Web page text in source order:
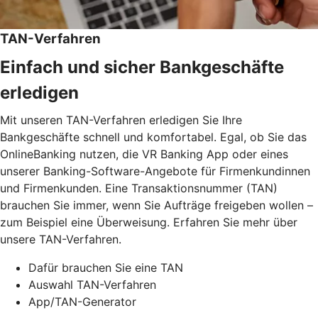
TAN-Verfahren
Einfach und sicher Bankgeschäfte
erledigen
Mit unseren TAN-Verfahren erledigen Sie Ihre
Bankgeschäfte schnell und komfortabel. Egal, ob Sie das
OnlineBanking nutzen, die VR Banking App oder eines
unserer Banking-Software-Angebote für Firmenkundinnen
und Firmenkunden. Eine Transaktionsnummer (TAN)
brauchen Sie immer, wenn Sie Aufträge freigeben wollen –
zum Beispiel eine Überweisung. Erfahren Sie mehr über
unsere TAN-Verfahren.
Dafür brauchen Sie eine TAN
Auswahl TAN-Verfahren
App/TAN-Generator